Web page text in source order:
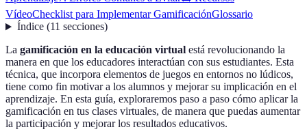
VídeoChecklist para Implementar GamificaciónGlossario
Índice(11 secciones)
La gamificación en la educación virtual está revolucionando la
manera en que los educadores interactúan con sus estudiantes. Esta
técnica, que incorpora elementos de juegos en entornos no lúdicos,
tiene como fin motivar a los alumnos y mejorar su implicación en el
aprendizaje. En esta guía, exploraremos paso a paso cómo aplicar la
gamificación en tus clases virtuales, de manera que puedas aumentar
la participación y mejorar los resultados educativos.